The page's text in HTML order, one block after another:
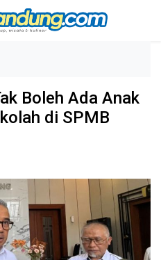
Boleh Ada Anak
di SPMB